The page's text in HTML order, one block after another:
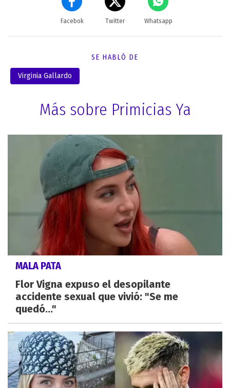
Facebok Twitter Whatsapp
SE HABLÓ DE
Virginia Gallardo
Más sobre Primicias Ya
MALA PATA
Flor Vigna expuso el desopilante
accidente sexual que vivió: "Se me
quedó..."